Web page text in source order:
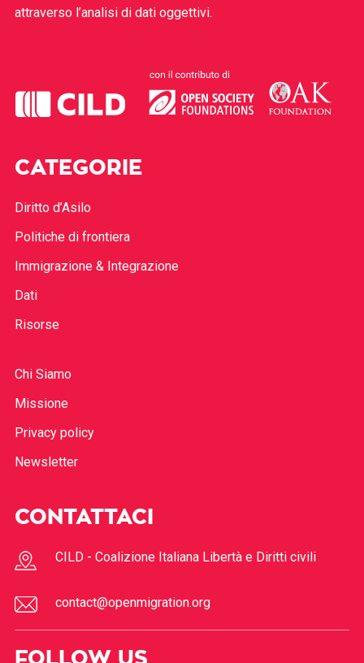
attraverso l’analisi di dati oggettivi.
CATEGORIE
Diritto d’Asilo
Politiche di frontiera
Immigrazione & Integrazione
Dati
Risorse
Chi Siamo
Missione
Privacy policy
Newsletter
CONTATTACI
CILD - Coalizione Italiana Libertà e Diritti civili
contact@openmigration.org